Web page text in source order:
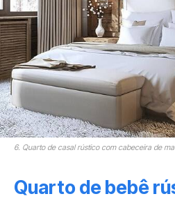
6. Quarto de casal rústico com cabeceira de
Quarto de bebê